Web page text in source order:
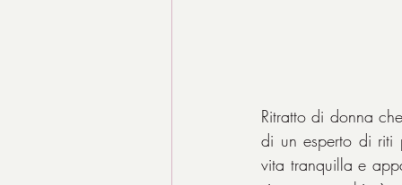
Ritratto di donna
di un esperto di riti
vita tranquilla e